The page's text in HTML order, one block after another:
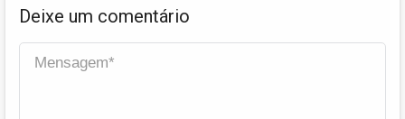
Deixe um comentário